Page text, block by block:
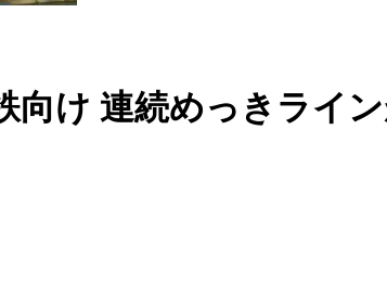
け 連続めっきライ